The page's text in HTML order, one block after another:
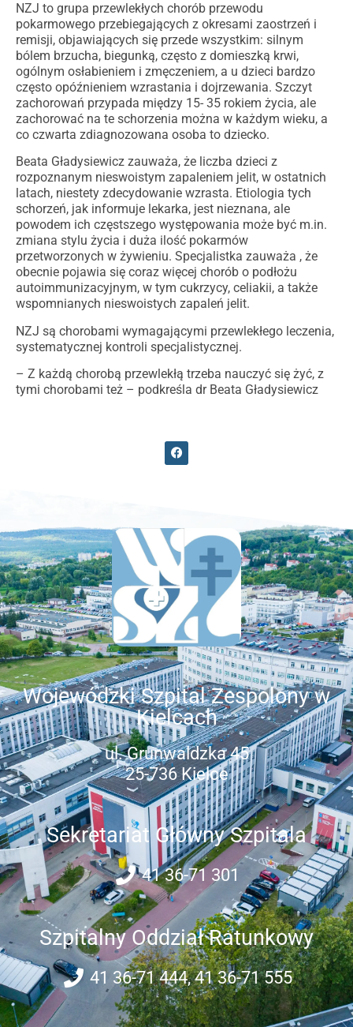
NZJ to grupa przewlekłych chorób przewodu
pokarmowego przebiegających z okresami zaostrzeń i
remisji, objawiających się przede wszystkim: silnym
bólem brzucha, biegunką, często z domieszką krwi,
ogólnym osłabieniem i zmęczeniem, a u dzieci bardzo
często opóźnieniem wzrastania i dojrzewania. Szczyt
zachorowań przypada między 15- 35 rokiem życia, ale
zachorować na te schorzenia można w każdym wieku, a
co czwarta zdiagnozowana osoba to dziecko.
Beata Gładysiewicz zauważa, że liczba dzieci z
rozpoznanym nieswoistym zapaleniem jelit, w ostatnich
latach, niestety zdecydowanie wzrasta. Etiologia tych
schorzeń, jak informuje lekarka, jest nieznana, ale
powodem ich częstszego występowania może być m.in.
zmiana stylu życia i duża ilość pokarmów
przetworzonych w żywieniu. Specjalistka zauważa , że
obecnie pojawia się coraz więcej chorób o podłożu
autoimmunizacyjnym, w tym cukrzycy, celiakii, a także
wspomnianych nieswoistych zapaleń jelit.
NZJ są chorobami wymagającymi przewlekłego leczenia,
systematycznej kontroli specjalistycznej.
– Z każdą chorobą przewlekłą trzeba nauczyć się żyć, z
tymi chorobami też – podkreśla dr Beata Gładysiewicz
Wojewódzki Szpital Zespolony w
Kielcach
ul. Grunwaldzka 45
25-736 Kielce
Sekretariat Główny Szpitala
41 36-71 301
Szpitalny Oddział Ratunkowy
41 36-71 444, 41 36-71 555